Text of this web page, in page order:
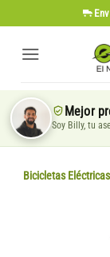
al
contenido
Mejor
Soy Billy, tu
Bicicletas Eléctricas